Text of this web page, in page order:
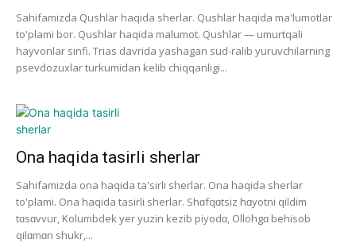
Sahifamizda Qushlar haqida sherlar. Qushlar haqida ma'lumotlar
to'plami bor. Qushlar haqida malumot. Qushlar — umurtqali
hayvonlar sinfi. Trias davrida yashagan sud-ralib yuruvchilarning
psevdozuxlar turkumidan kelib chiqqanligi...
Ona haqida tasirli sherlar
Sahifamizda ona haqida ta'sirli sherlar. Ona haqida sherlar
to'plami. Ona haqida tasirli sherlar. Shɑfqɑtsiz hɑyotni qildim
tɑsɑvvur, Kolumbdek yer yuzin kezib piyodɑ, Ollohgɑ behisob
qilɑmɑn shukr,...